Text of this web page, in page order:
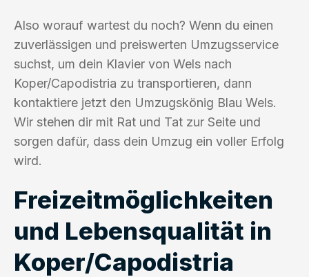
Also worauf wartest du noch? Wenn du einen
zuverlässigen und preiswerten Umzugsservice
suchst, um dein Klavier von Wels nach
Koper/Capodistria zu transportieren, dann
kontaktiere jetzt den Umzugskönig Blau Wels.
Wir stehen dir mit Rat und Tat zur Seite und
sorgen dafür, dass dein Umzug ein voller Erfolg
wird.
Freizeitmöglichkeiten
und Lebensqualität in
Koper/Capodistria